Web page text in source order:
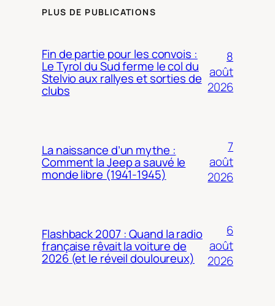
PLUS DE PUBLICATIONS
Fin de partie pour les convois :
Le Tyrol du Sud ferme le col du
Stelvio aux rallyes et sorties de
clubs
8
août
2026
La naissance d’un mythe :
Comment la Jeep a sauvé le
monde libre (1941-1945)
7
août
2026
Flashback 2007 : Quand la radio
française rêvait la voiture de
2026 (et le réveil douloureux)
6
août
2026